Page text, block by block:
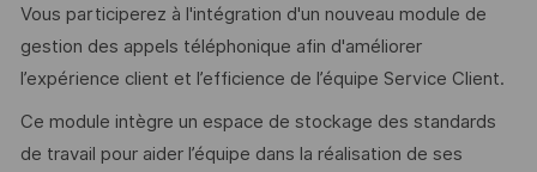
Vous participerez à l'intégration d'un nouveau module de
gestion des appels téléphonique afin d'améliorer
l’expérience client et l’efficience de l’équipe Service Client.
Ce module intègre un espace de stockage des standards
de travail pour aider l’équipe dans la réalisation de ses